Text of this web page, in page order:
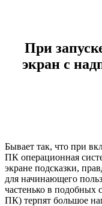
При
экран с
Бывает так, что при
ПК операционная
экране подсказки,
для начинающего
частенько в подобных
ПК) терпят большое